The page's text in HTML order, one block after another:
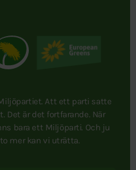
Att ett parti satte
Det är det fortfarande. När
bara ett Miljöparti. Och ju
mer kan vi uträtta.